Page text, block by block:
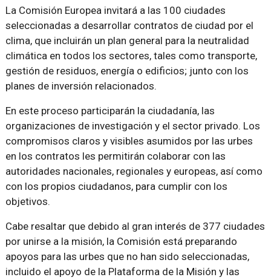
La Comisión Europea invitará a las 100 ciudades
seleccionadas a desarrollar contratos de ciudad por el
clima, que incluirán un plan general para la neutralidad
climática en todos los sectores, tales como transporte,
gestión de residuos, energía o edificios; junto con los
planes de inversión relacionados.
En este proceso participarán la ciudadanía, las
organizaciones de investigación y el sector privado. Los
compromisos claros y visibles asumidos por las urbes
en los contratos les permitirán colaborar con las
autoridades nacionales, regionales y europeas, así como
con los propios ciudadanos, para cumplir con los
objetivos.
Cabe resaltar que debido al gran interés de 377 ciudades
por unirse a la misión, la Comisión está preparando
apoyos para las urbes que no han sido seleccionadas,
incluido el apoyo de la Plataforma de la Misión y las